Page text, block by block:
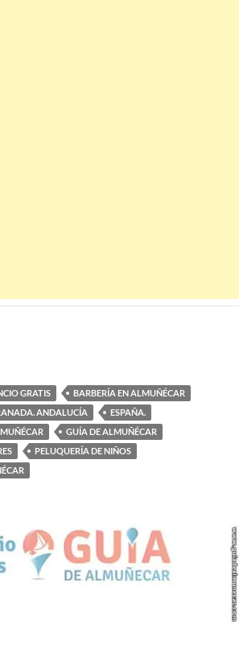
GRATIS
BARBERÍA EN ALMUÑÉCAR
ANDALUCÍA
ESPAÑA.
GUÍA DE ALMUÑÉCAR
PELUQUERÍA DE NIÑOS